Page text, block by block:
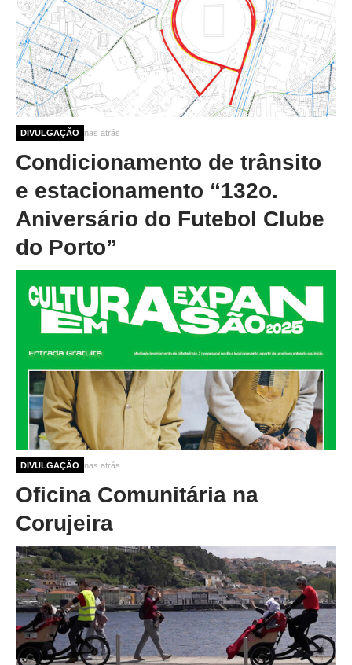
DIVULGAÇÃO
10 meses 2 semanas atrás
Condicionamento de trânsito
e estacionamento “132o.
Aniversário do Futebol Clube
do Porto”
DIVULGAÇÃO
10 meses 3 semanas atrás
Oficina Comunitária na
Corujeira